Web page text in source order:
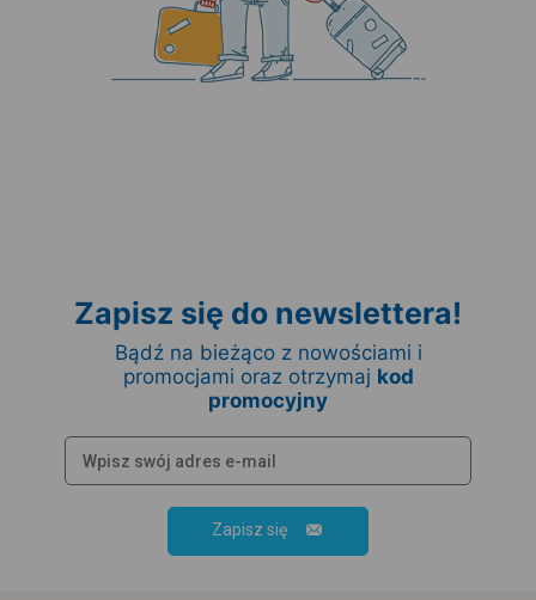
Zapisz się do newslettera!
Bądź na bieżąco z nowościami i
promocjami oraz otrzymaj kod
promocyjny
Zapisz się